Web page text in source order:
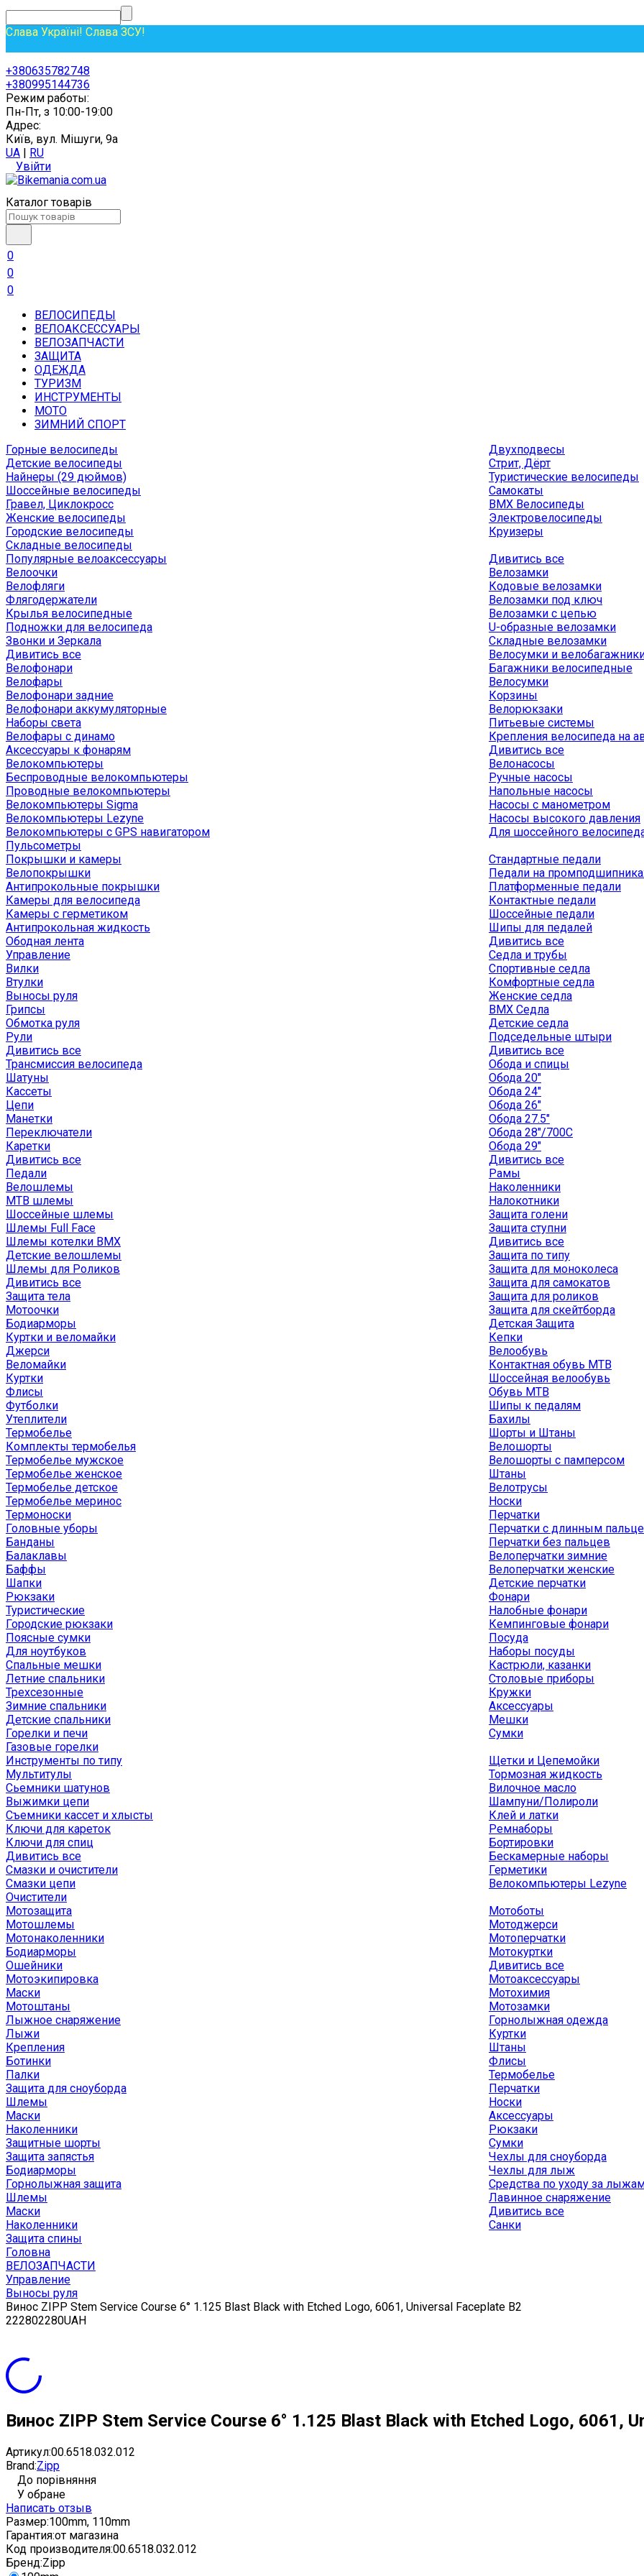
Слава Україні! Слава ЗСУ!
+380635782748
+380995144736
Режим работы:
Пн-Пт, з 10:00-19:00
Адрес:
Київ, вул. Мішуги, 9а
UA | RU
Увійти
Каталог товарів
0
0
0
ВЕЛОСИПЕДЫ
ВЕЛОАКСЕССУАРЫ
ВЕЛОЗАПЧАСТИ
ЗАЩИТА
ОДЕЖДА
ТУРИЗМ
ИНСТРУМЕНТЫ
МОТО
ЗИМНИЙ СПОРТ
Горные велосипеды
Детские велосипеды
Найнеры (29 дюймов)
Шоссейные велосипеды
Гравел, Циклокросс
Женские велосипеды
Городcкие велосипеды
Складные велосипеды
Двухподвесы
Стрит, Дёрт
Туристические велосипеды
Самокаты
BMX Велосипеды
Электровелосипеды
Круизеры
Популярные велоаксессуары
Велоочки
Велофляги
Флягодержатели
Крылья велосипедные
Подножки для велосипеда
Звонки и Зеркала
Дивитись все
Велофонари
Велофары
Велофонари задние
Велофонари аккумуляторные
Наборы света
Велофары с динамо
Аксессуары к фонарям
Велокомпьютеры
Беспроводные велокомпьютеры
Проводные велокомпьютеры
Велокомпьютеры Sigma
Велокомпьютеры Lezyne
Велокомпьютеры с GPS навигатором
Пульсометры
Дивитись все
Велозамки
Кодовые велозамки
Велозамки под ключ
Велозамки с цепью
U-образные велозамки
Складные велозамки
Велосумки и
Багажники велосипедные
Велосумки
Корзины
Велорюкзаки
Питьевые системы
Крепления велосипеда на
Дивитись все
Велонасосы
Ручные насосы
Напольные насосы
Насосы с манометром
Насосы высокого давления
Для шоссейного
Покрышки и камеры
Велопокрышки
Антипрокольные покрышки
Камеры для велосипеда
Камеры с герметиком
Антипрокольная жидкость
Ободная лента
Управление
Вилки
Втулки
Выносы руля
Грипсы
Обмотка руля
Рули
Дивитись все
Трансмиссия велосипеда
Шатуны
Кассеты
Цепи
Манетки
Переключатели
Каретки
Дивитись все
Педали
Стандартные педали
Педали на
Платформенные педали
Контактные педали
Шоссейные педали
Шипы для педалей
Дивитись все
Седла и трубы
Спортивные седла
Комфортные седла
Женские седла
BMX Седла
Детские седла
Подседельные штыри
Дивитись все
Обода и спицы
Обода 20"
Обода 24"
Обода 26"
Обода 27.5"
Обода 28"/700C
Обода 29"
Дивитись все
Рамы
Велошлемы
MTB шлемы
Шоссейные шлемы
Шлемы Full Face
Шлемы котелки BMX
Детские велошлемы
Шлемы для Роликов
Дивитись все
Защита тела
Мотоочки
Бодиарморы
Наколенники
Налокотники
Защита голени
Защита ступни
Дивитись все
Защита по типу
Защита для моноколеса
Защита для самокатов
Защита для роликов
Защита для скейтборда
Детская Защита
Куртки и веломайки
Джерси
Веломайки
Куртки
Флисы
Футболки
Утеплители
Термобелье
Комплекты термобелья
Термобелье мужское
Термобелье женское
Термобелье детское
Термобелье меринос
Термоноски
Головные уборы
Банданы
Балаклавы
Баффы
Шапки
Кепки
Велообувь
Контактная обувь MTB
Шоссейная велообувь
Обувь MTB
Шипы к педалям
Бахилы
Шорты и Штаны
Велошорты
Велошорты с памперсом
Штаны
Велотрусы
Носки
Перчатки
Перчатки с длинным
Перчатки без пальцев
Велоперчатки зимние
Велоперчатки женские
Детские перчатки
Рюкзаки
Туристические
Городские рюкзаки
Поясные сумки
Для ноутбуков
Спальные мешки
Летние спальники
Трехсезонные
Зимние спальники
Детские спальники
Горелки и печи
Газовые горелки
Фонари
Налобные фонари
Кемпинговые фонари
Посуда
Наборы посуды
Кастрюли, казанки
Столовые приборы
Кружки
Аксессуары
Мешки
Сумки
Инструменты по типу
Мультитулы
Сьемники шатунов
Выжимки цепи
Съемники кассет и хлысты
Ключи для кареток
Ключи для спиц
Дивитись все
Смазки и очистители
Смазки цепи
Очистители
Щетки и Цепемойки
Тормозная жидкость
Вилочное масло
Шампуни/Полироли
Клей и латки
Ремнаборы
Бортировки
Бескамерные наборы
Герметики
Велокомпьютеры Lezyne
Мотозащита
Мотошлемы
Мотонаколенники
Бодиарморы
Ошейники
Мотоэкипировка
Маски
Мотоштаны
Мотоботы
Мотоджерси
Мотоперчатки
Мотокуртки
Дивитись все
Мотоаксессуары
Мотохимия
Мотозамки
Лыжное снаряжение
Лыжи
Крепления
Ботинки
Палки
Защита для сноуборда
Шлемы
Маски
Наколенники
Защитные шорты
Защита запястья
Бодиарморы
Горнолыжная защита
Шлемы
Маски
Наколенники
Защита спины
Горнолыжная одежда
Куртки
Штаны
Флисы
Термобелье
Перчатки
Носки
Аксессуары
Рюкзаки
Сумки
Чехлы для сноуборда
Чехлы для лыж
Средства по уходу за
Лавинное снаряжение
Дивитись все
Санки
Головна
ВЕЛОЗАПЧАСТИ
Управление
Выносы руля
Винос ZIPP Stem Service Course 6° 1.125 Blast Black with Etched Logo, 6061, Universal Faceplate B2
222802280UAH
Винос ZIPP Stem Service Course 6° 1.125 Blast Black with Etched Logo, 6061,
Артикул:00.6518.032.012
Brand:Zipp
До порівняння
У обране
Написать отзыв
Размер:100mm, 110mm
Гарантия:от магазина
Код производителя:00.6518.032.012
Бренд:Zipp